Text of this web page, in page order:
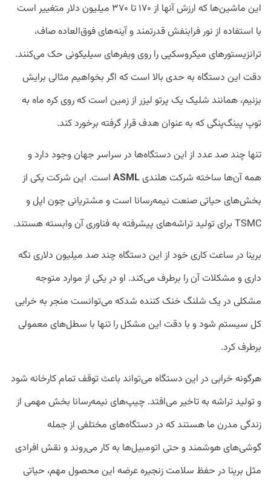
این ماشین‌ها که ارزش آنها از ۱۷۰ تا ۳۷۰ میلیون دلار متغییر است
با استفاده از نور فرابنفش قدرتمند و آینه‌های فوق‌العاده صاف،
ترانزیستور‌های میکروسکپی را روی ویفر‌های سیلیکونی حک می‌کنند.
دقت این دستگاه به حدی بالا است که اگر بخواهیم مثالی برایش
بزنیم، همانند شلیک یک پرتو لیزر از زمین است که روی کره ماه به
توپ پینگ‌پنگی که به عنوان هدف قرار گرفته برخورد کند.
تنها چند صد عدد از این دستگاه‌ها در سراسر جهان وجود دارد و
همه آن‌ها ساخته شرکت هلندیASML است. این شرکت یکی از
بخش‌های حیاتی صنعت نیمه‌رسانا است و مشتریانی چون اپل و
TSMC برای تولید تراشه‌های پیشرفته به فناوری آن وابسته هستند.
برینا در ساعت کاری خود از این دستگاه چند صد میلیون دلاری نگه
داری و مشکلات آن را برطرف می‌کند. او در یکی از موارد متوجه
مشکلی در یک شلنگ خنک کننده شدکه می‌توانست منجر به خرابی
کل سیستم شود و با دقت این مشکل را تنها با سطل‌های معمولی
برطرف کرد.
هرگونه خرابی در این دستگاه می‌تواند باعث توقف تمام کارخانه شود
و تولید تراشه به تاخیر می‌افتد. چیپ‌های نیمه‌رسانا بخش مهمی از
زندگی مدرن ما هستند که در دستگاه‌های مختلفی از جمله
گوشی‌های هوشمند و حتی اتومبیل‌ها به کار می‌روند و نقش افرادی
مثل برینا در حفظ سلامت زنجیره عرضه این محصول مهم، حیاتی